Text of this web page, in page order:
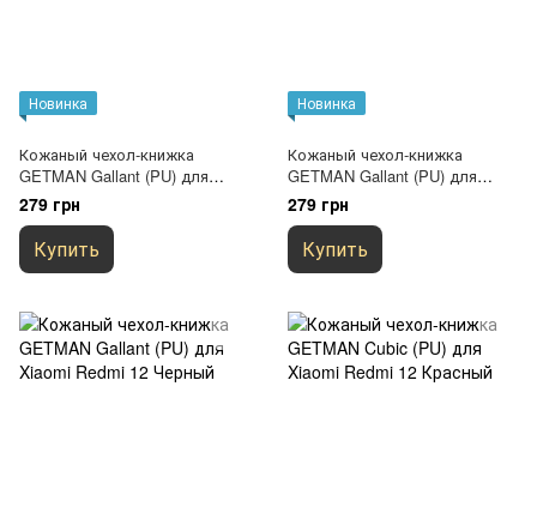
Новинка
Кожаный чехол-книжка
GETMAN Gallant (PU) для
Xiaomi Redmi 12 Красный
279 грн
Купить
Новинка
Кожаный чехол-книжка
GETMAN Gallant (PU) для
Xiaomi Redmi 12 Синий
279 грн
Купить